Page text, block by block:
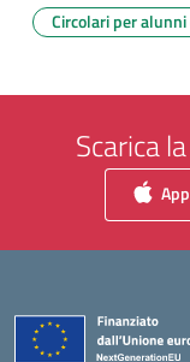
Circolari per
Scarica